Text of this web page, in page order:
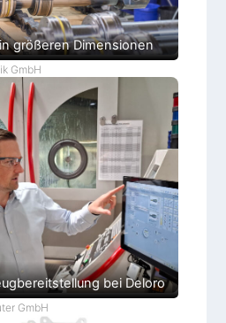
größeren Dimensionen
GmbH
bei Deloro
GmbH